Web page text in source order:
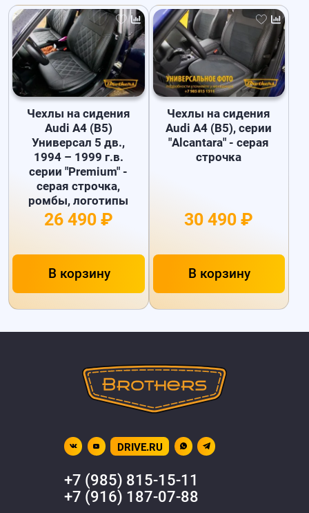
Чехлы на сидения
Audi A4 (B5)
Универсал 5 дв.,
1994 – 1999 г.в.
серии "Premium" -
серая строчка,
ромбы, логотипы
26 490 ₽
В корзину
Чехлы на сидения
Audi А4 (B5), серии
"Alcantara" - серая
строчка
30 490 ₽
В корзину
DRIVE.RU
+7 (985) 815-15-11
+7 (916) 187-07-88